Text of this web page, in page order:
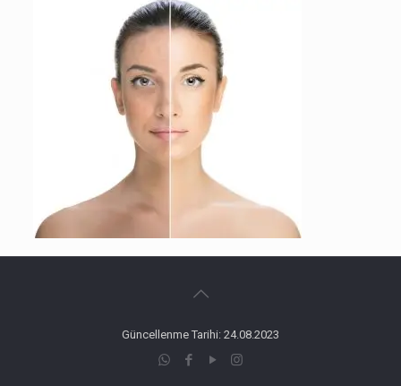
Güncellenme Tarihi: 24.08.2023